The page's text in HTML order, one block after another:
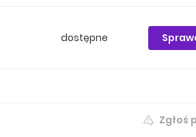
dostępne
Zgłoś